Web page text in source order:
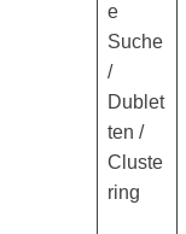
e
Suche
/
Dublet
ten /
Cluste
ring